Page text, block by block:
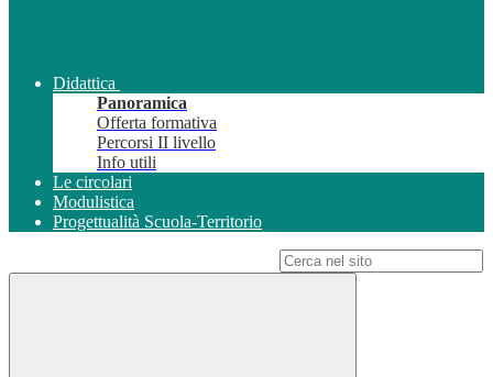
Didattica
Panoramica
Offerta formativa
Percorsi II livello
Info utili
Le circolari
Modulistica
Progettualità Scuola-Territorio